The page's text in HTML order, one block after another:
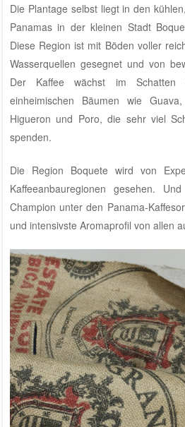
Die Plantage selbst liegt in den
Panamas in der kleinen Stadt
Diese Region ist mit Böden voller
Wasserquellen gesegnet und von
Der Kaffee wächst im Schatten
einheimischen Bäumen wie
Higueron und Poro, die sehr viel
spenden.
Die Region Boquete wird von
Kaffeeanbauregionen gesehen.
Champion unter den Panama-
und intensivste Aromaprofil von allen